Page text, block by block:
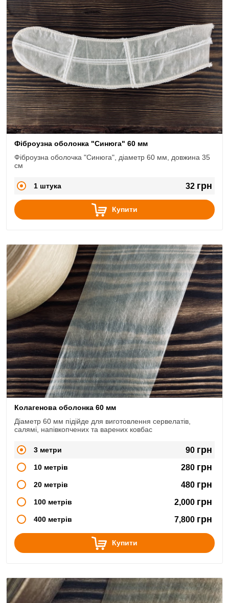
Фіброузна оболонка "Синюга" 60 мм
Фіброузна оболочка "Синюга", діаметр 60 мм, довжина 35
см
1 штука 32 грн
Купити
Колагенова оболонка 60 мм
Діаметр 60 мм підійде для виготовлення сервелатів,
салямі, напівкопчених та варених ковбас
3 метри 90 грн
10 метрів 280 грн
20 метрів 480 грн
100 метрів 2,000 грн
400 метрів 7,800 грн
Купити